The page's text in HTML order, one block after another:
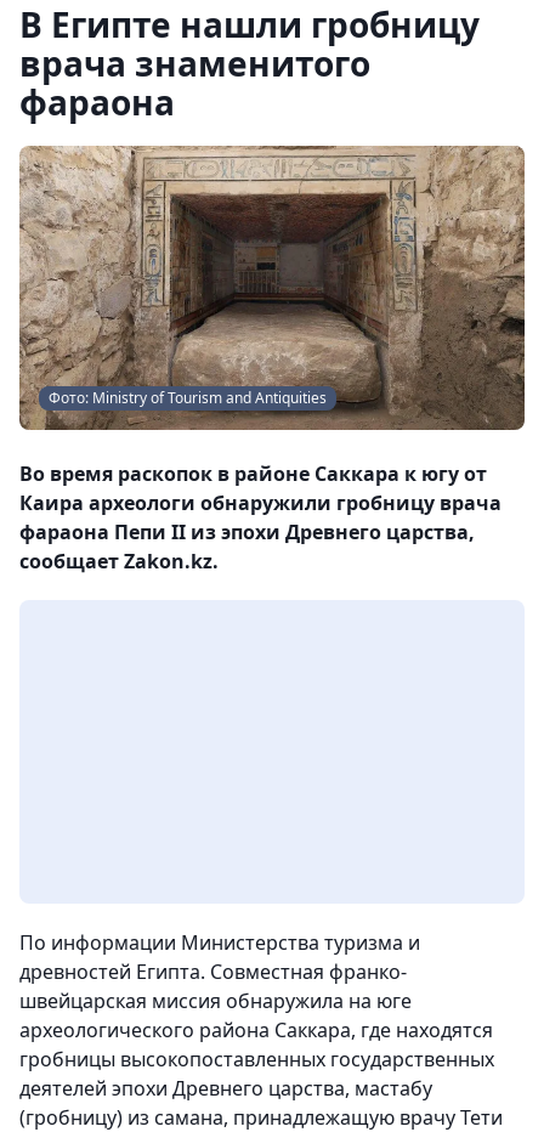
В Египте нашли гробницу
врача знаменитого
фараона
Фото: Ministry of Tourism and Antiquities
Во время раскопок в районе Саккара к югу от
Каира археологи обнаружили гробницу врача
фараона Пепи II из эпохи Древнего царства,
сообщает Zakon.kz.
По информации Министерства туризма и
древностей Египта. Совместная франко-
швейцарская миссия обнаружила на юге
археологического района Саккара, где находятся
гробницы высокопоставленных государственных
деятелей эпохи Древнего царства, мастабу
(гробницу) из самана, принадлежащую врачу Тети